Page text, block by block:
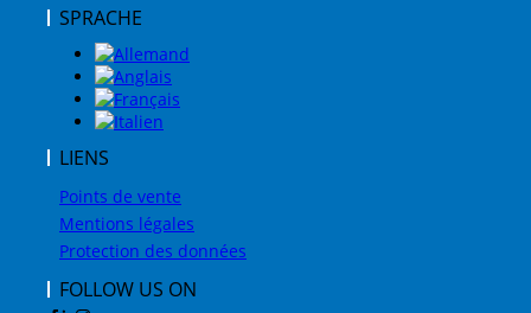
SPRACHE
LIENS
Points de vente
Mentions légales
Protection des données
FOLLOW US ON